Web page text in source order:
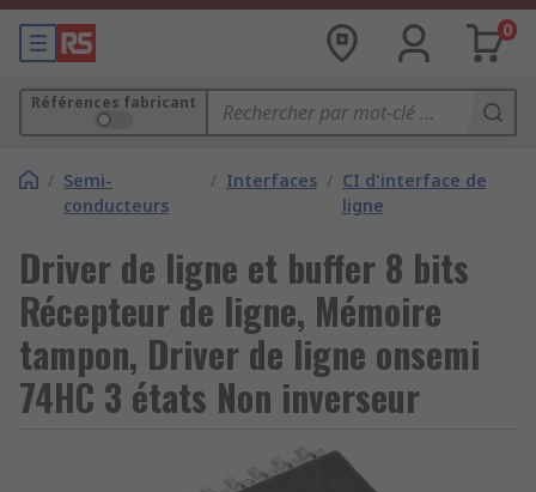
0
Références fabricant
/ Semi-
conducteurs
/ Interfaces / CI d'interface de
ligne
Driver de ligne et buffer 8 bits
Récepteur de ligne, Mémoire
tampon, Driver de ligne onsemi
74HC 3 états Non inverseur